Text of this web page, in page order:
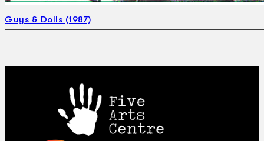
Guys & Dolls (1987)